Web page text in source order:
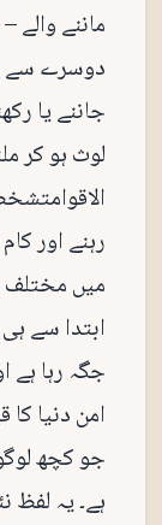
ماننے والے
دوسرے سے
جاننے یا
لوث ہو کر
رہنے اور
میں مختلف
ابتدا سے
جگہ رہا ہے
امن دنیا
جو کچھ
ہے۔ یہ لفظ